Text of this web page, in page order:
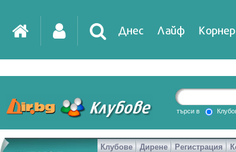
Днес Лайф Корнер
търси в
Клубове Дирене Регистрация